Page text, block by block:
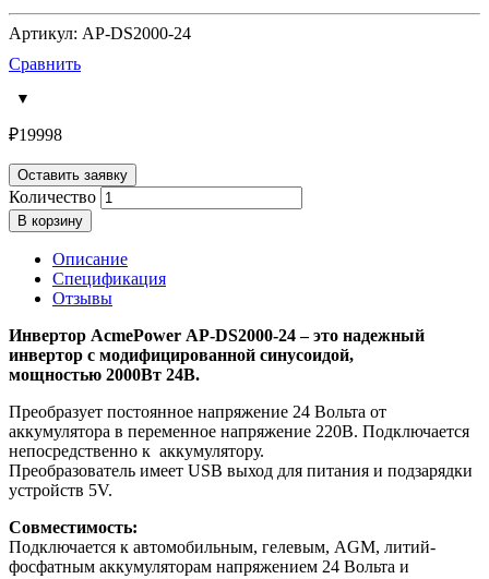
Артикул: AP-DS2000-24
Сравнить
₽19998
Оставить заявку
Количество
В корзину
Описание
Спецификация
Отзывы
Инвертор AcmePower AP-DS2000-24 – это надежный
инвертор с модифицированной синусоидой,
мощностью 2000Вт 24В.
Преобразует постоянное напряжение 24 Вольта от
аккумулятора в переменное напряжение 220В. Подключается
непосредственно к аккумулятору.
Преобразователь имеет USB выход для питания и подзарядки
устройств 5V.
Совместимость:
Подключается к автомобильным, гелевым, AGM, литий-
фосфатным аккумуляторам напряжением 24 Вольта и